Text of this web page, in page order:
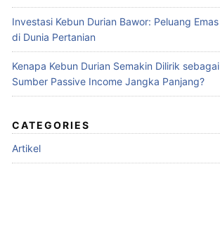
Investasi Kebun Durian Bawor: Peluang Emas
di Dunia Pertanian
Kenapa Kebun Durian Semakin Dilirik sebagai
Sumber Passive Income Jangka Panjang?
CATEGORIES
Artikel